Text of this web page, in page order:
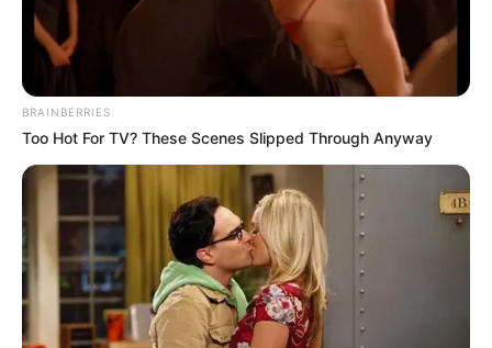
BRAINBERRIES
Too Hot For TV? These Scenes Slipped Through Anyway